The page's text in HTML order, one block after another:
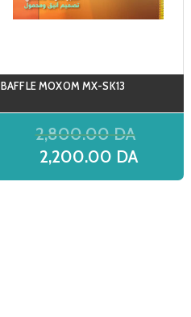
BAFFLE MOXOM MX-SK13
2,800.00DA
2,200.00 DA